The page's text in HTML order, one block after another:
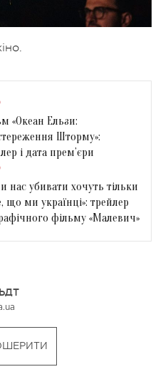
«Океан Ельзи:
Шторму»:
і дата прем’єри
нас убивати хочуть тільки
що ми українці»: трейлер
фільму «Малевич»